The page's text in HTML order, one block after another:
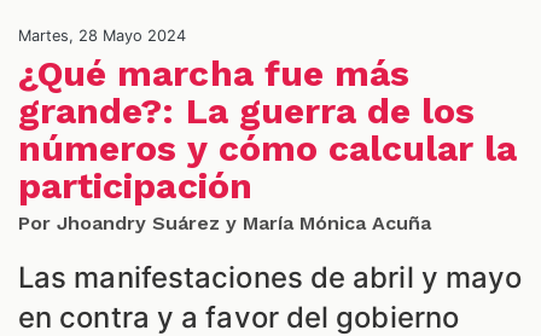
Martes, 28 Mayo 2024
¿Qué marcha fue más
grande?: La guerra de los
números y cómo calcular la
participación
Por Jhoandry Suárez y María Mónica Acuña
Las manifestaciones de abril y mayo
en contra y a favor del gobierno